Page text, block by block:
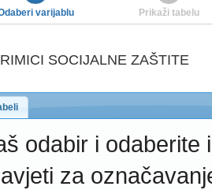
varijablu Prikaži tabelu
SOCIJALNE ZAŠTITE
odabir i
za